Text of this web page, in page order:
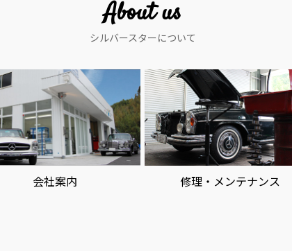
About us
シルバースターについて
会社案内 修理・メンテナンス